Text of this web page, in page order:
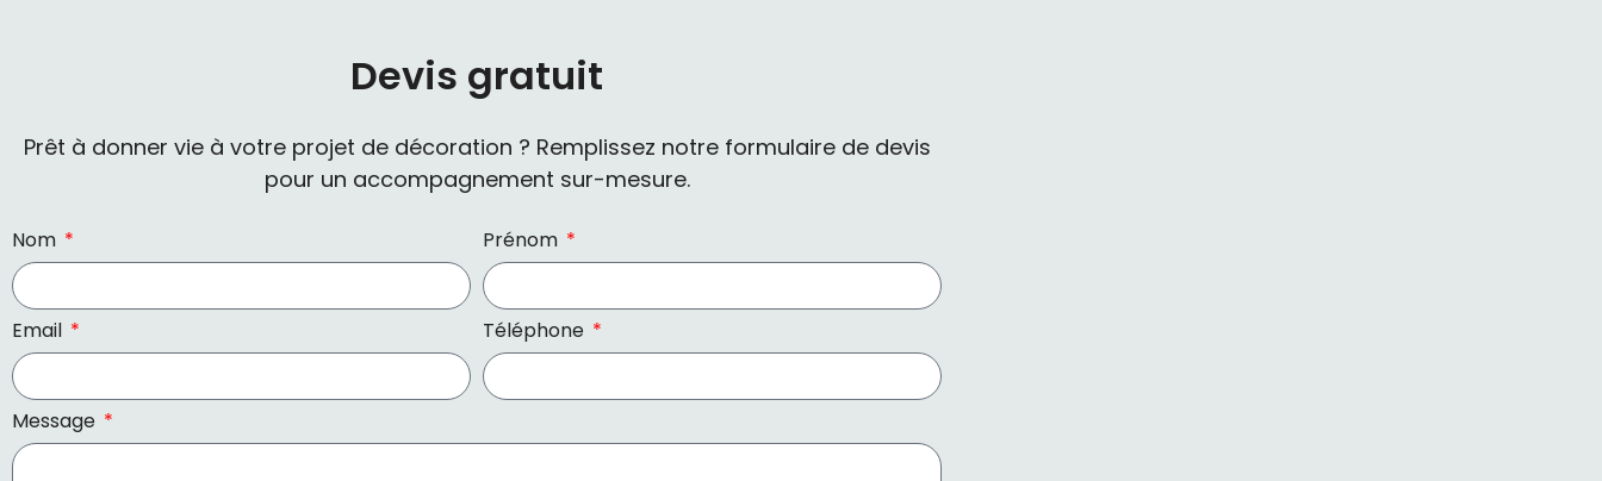
Devis gratuit
Prêt à donner vie à votre projet de décoration ? Remplissez notre formulaire de devis
pour un accompagnement sur-mesure.
Nom Prénom
Email Téléphone
Message